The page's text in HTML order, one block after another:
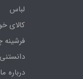
لباس
کالای
فرشینه
درباره ما